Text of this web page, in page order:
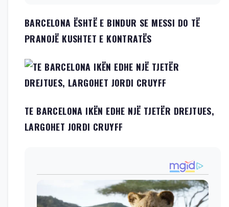
BARCELONA ËSHTË E BINDUR SE MESSI DO TË
PRANOJË KUSHTET E KONTRATËS
TE BARCELONA IKËN EDHE NJË TJETËR DREJTUES,
LARGOHET JORDI CRUYFF